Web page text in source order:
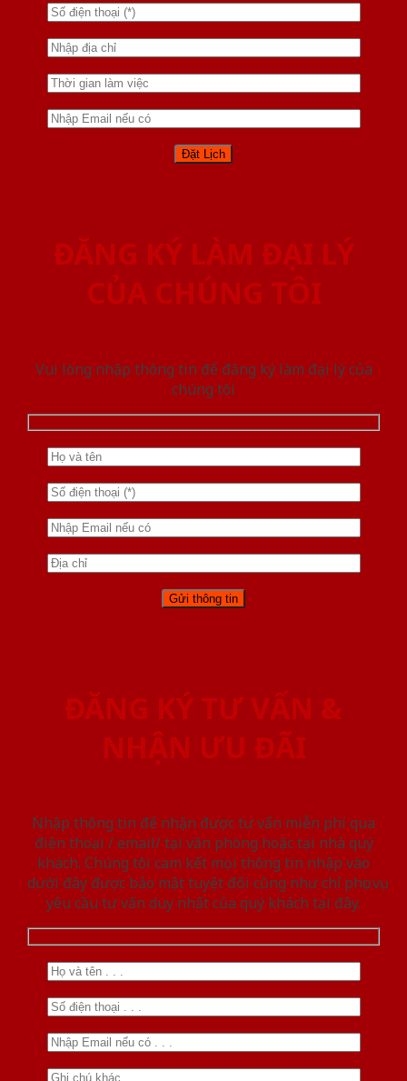
ĐĂNG KÝ LÀM ĐẠI LÝ
CỦA CHÚNG TÔI
Vui lòng nhập thông tin để đăng ký làm đại lý của
chúng tôi
ĐĂNG KÝ TƯ VẤN &
NHẬN ƯU ĐÃI
Nhập thông tin để nhận được tư vấn miễn phí qua
điện thoại / email/ tại văn phòng hoặc tại nhà quý
khách. Chúng tôi cam kết mọi thông tin nhập vào
dưới đây được bảo mật tuyệt đối cũng như chỉ phục vụ
yêu cầu tư vấn duy nhất của quý khách tại đây.